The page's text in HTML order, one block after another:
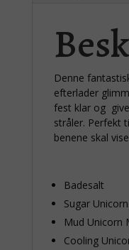
Denne
efterlader
fest klar og
stråler. Perfekt
benene skal
Badesalt
Sugar
Mud Unicorn
Cooling